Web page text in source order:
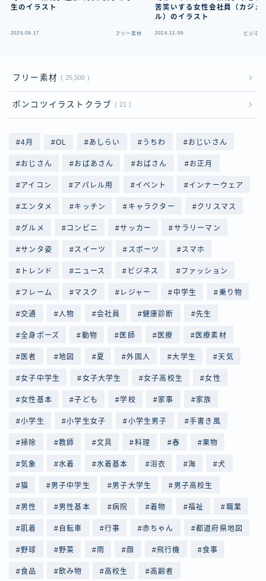
Follow Me
生のイラスト
2025.09.17 フリー素材
苦笑いする女性会社員（カジュ
ル）のイラスト
2024.12.09 ビジネ
フリー素材 25,500
ポンコツイラストクラブ 21
4月 OL あしらい うちわ おじいさん
おじさん おばあさん おばさん お正月
アイコン アパレル用 イベント インナーウェア
エンタメ キッチン キャラクター クリスマス
グルメ コンビニ サッカー サラリーマン
サンタ姿 スイーツ スポーツ スマホ
トレンド ニュース ビジネス ファッション
フレーム マスク レジャー 中学生 乗り物
交通 人物 会社員 健康診断 先生
全身ポーズ 動物 医師 医療 医療素材
医者 地図 夏 外国人 大学生 天気
女子中学生 女子大学生 女子高校生 女性
女性基本 子ども 学校 家事 家族
小学生 小学生女子 小学生男子 手書き風
掃除 教師 文具 料理 春 果物
気象 水着 水着基本 浴衣 海 犬
猫 男子中学生 男子大学生 男子高校生
男性 男性基本 病院 着物 福祉 職業
肌着 自転車 行事 赤ちゃん 都道府県地図
野球 野菜 雨 顔 飛行機 食事
食品 飲み物 高校生 高齢者